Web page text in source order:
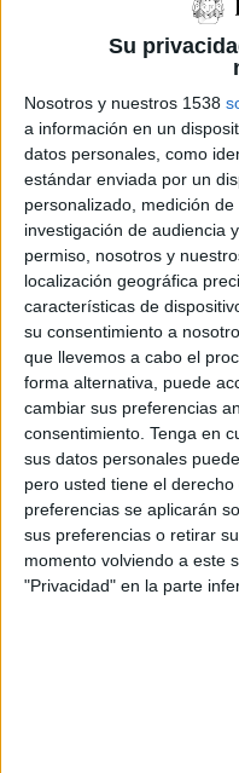
Su
Nosotros y nuestros 1538
a información en un
datos personales, como
estándar enviada por un
personalizado, medición de
investigación de audiencia
permiso, nosotros y
localización geográfica
características de
su consentimiento a
que llevemos a cabo el
forma alternativa, puede
cambiar sus preferencias
consentimiento. Tenga en
sus datos personales
pero usted tiene el
preferencias se aplicarán
sus preferencias o retirar
momento volviendo a este
"Privacidad" en la parte
Denuncien que
organitza un
pel 25-N
El moviment feminista del
de Ripoll, governat per
aquest dilluns un "acte